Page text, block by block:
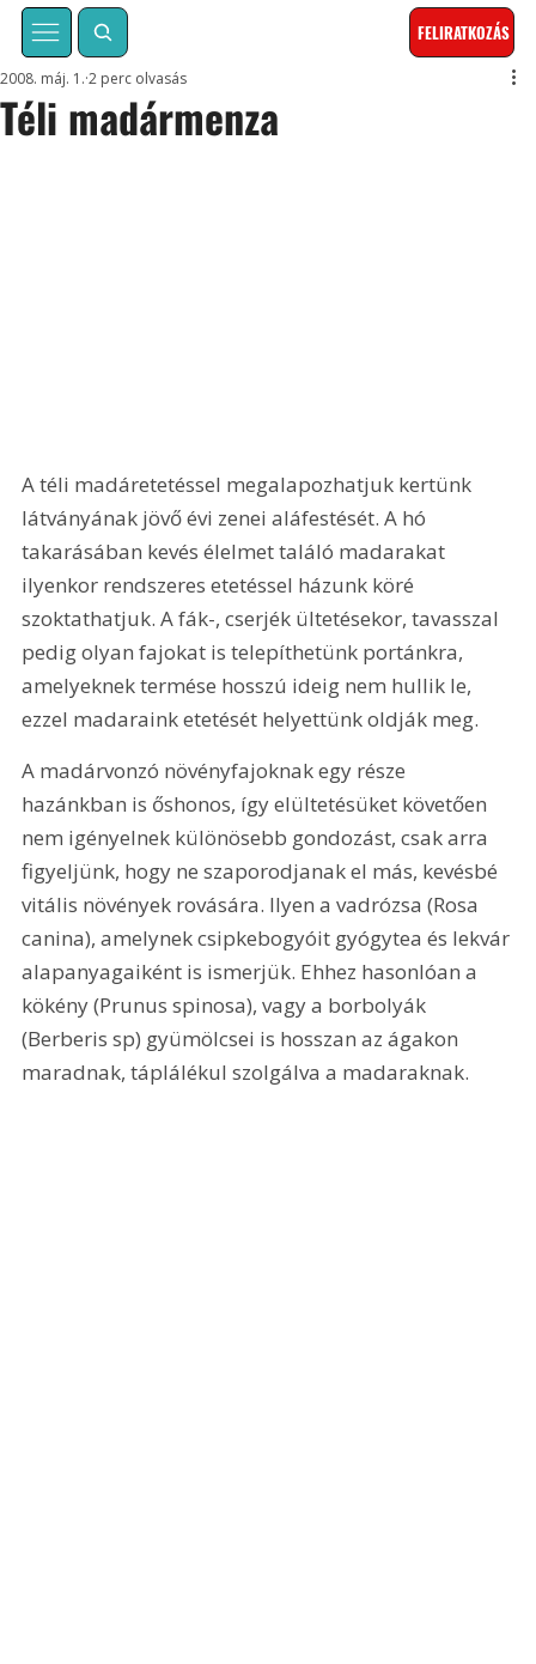
FELIRATKOZÁS
Téli madármenza
2008. máj. 1. 2 perc olvasás
A téli madáretetéssel megalapozhatjuk kertünk
látványának jövő évi zenei aláfestését. A hó
takarásában kevés élelmet találó madarakat
ilyenkor rendszeres etetéssel házunk köré
szoktathatjuk. A fák-, cserjék ültetésekor, tavasszal
pedig olyan fajokat is telepíthetünk portánkra,
amelyeknek termése hosszú ideig nem hullik le,
ezzel madaraink etetését helyettünk oldják meg.
A madárvonzó növényfajoknak egy része
hazánkban is őshonos, így elültetésüket követően
nem igényelnek különösebb gondozást, csak arra
figyeljünk, hogy ne szaporodjanak el más, kevésbé
vitális növények rovására. Ilyen a vadrózsa (Rosa
canina), amelynek csipkebogyóit gyógytea és lekvár
alapanyagaiként is ismerjük. Ehhez hasonlóan a
kökény (Prunus spinosa), vagy a borbolyák
(Berberis sp) gyümölcsei is hosszan az ágakon
maradnak, táplálékul szolgálva a madaraknak.